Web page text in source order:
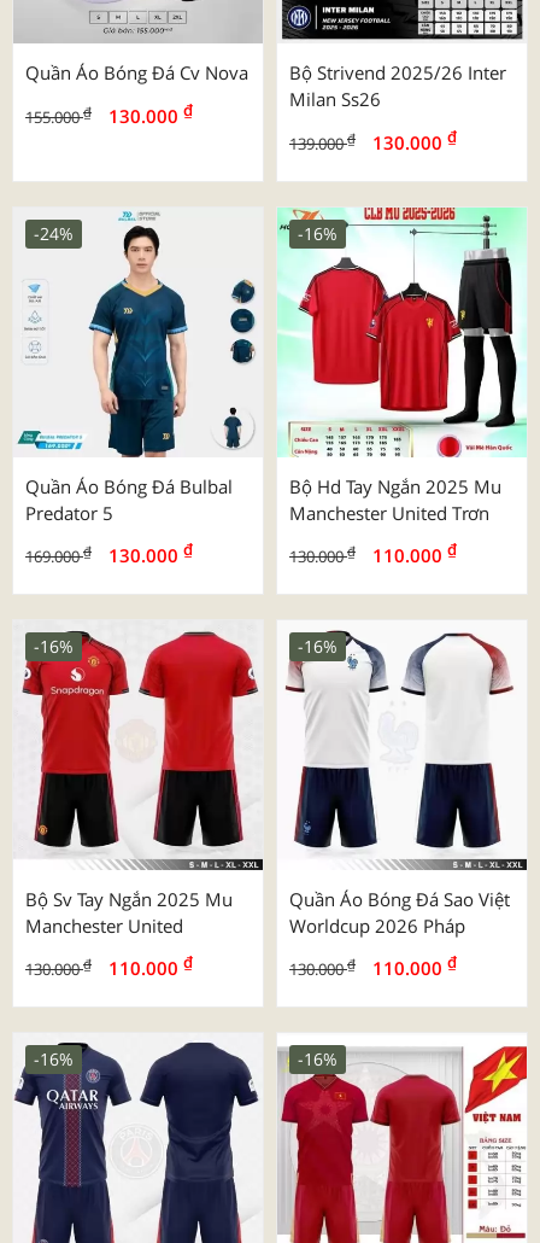
Quần Áo Bóng Đá Cv Nova
155.000₫ 130.000 ₫
Bộ Strivend 2025/26 Inter
Milan Ss26
139.000₫ 130.000 ₫
Quần Áo Bóng Đá Bulbal
Predator 5
169.000₫ 130.000 ₫
-24%
Bộ Hd Tay Ngắn 2025 Mu
Manchester United Trơn
130.000₫ 110.000 ₫
-16%
Bộ Sv Tay Ngắn 2025 Mu
Manchester United
130.000₫ 110.000 ₫
-16%
Quần Áo Bóng Đá Sao Việt
Worldcup 2026 Pháp
130.000₫ 110.000 ₫
-16%
-16% -16%